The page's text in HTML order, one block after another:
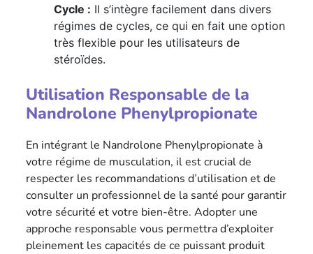
Cycle : Il s’intègre facilement dans divers
régimes de cycles, ce qui en fait une option
très flexible pour les utilisateurs de
stéroïdes.
Utilisation Responsable de la
Nandrolone Phenylpropionate
En intégrant le Nandrolone Phenylpropionate à
votre régime de musculation, il est crucial de
respecter les recommandations d’utilisation et de
consulter un professionnel de la santé pour garantir
votre sécurité et votre bien-être. Adopter une
approche responsable vous permettra d’exploiter
pleinement les capacités de ce puissant produit